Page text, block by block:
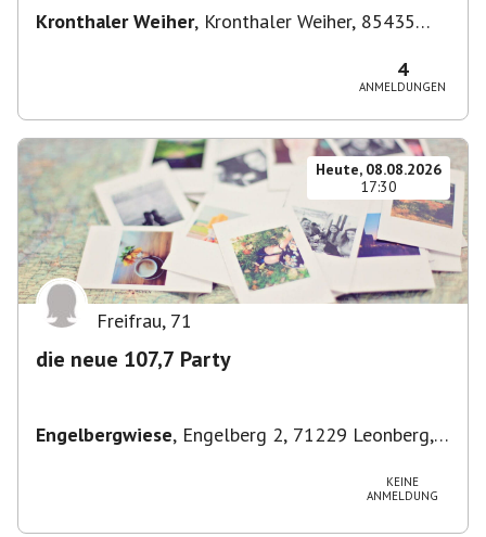
Kronthaler Weiher, Kronthaler Weiher, 85435
4
ANMELDUNGEN
Heute, 08.08.2026
17:30
Freifrau, 71
die neue 107,7 Party
Engelbergwiese, Engelberg 2, 71229 Leonberg,
KEINE
ANMELDUNG